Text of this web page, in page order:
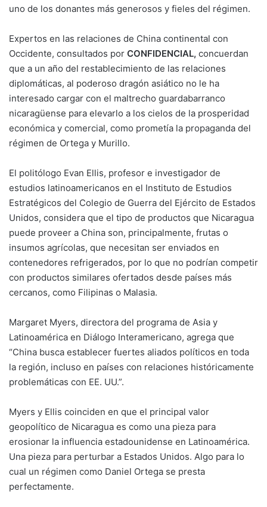
uno de los donantes más generosos y fieles del régimen.
Expertos en las relaciones de China continental con
Occidente, consultados por CONFIDENCIAL, concuerdan
que a un año del restablecimiento de las relaciones
diplomáticas, al poderoso dragón asiático no le ha
interesado cargar con el maltrecho guardabarranco
nicaragüense para elevarlo a los cielos de la prosperidad
económica y comercial, como prometía la propaganda del
régimen de Ortega y Murillo.
El politólogo Evan Ellis, profesor e investigador de
estudios latinoamericanos en el Instituto de Estudios
Estratégicos del Colegio de Guerra del Ejército de Estados
Unidos, considera que el tipo de productos que Nicaragua
puede proveer a China son, principalmente, frutas o
insumos agrícolas, que necesitan ser enviados en
contenedores refrigerados, por lo que no podrían competir
con productos similares ofertados desde países más
cercanos, como Filipinas o Malasia.
Margaret Myers, directora del programa de Asia y
Latinoamérica en Diálogo Interamericano, agrega que
“China busca establecer fuertes aliados políticos en toda
la región, incluso en países con relaciones históricamente
problemáticas con EE. UU.”.
Myers y Ellis coinciden en que el principal valor
geopolítico de Nicaragua es como una pieza para
erosionar la influencia estadounidense en Latinoamérica.
Una pieza para perturbar a Estados Unidos. Algo para lo
cual un régimen como Daniel Ortega se presta
perfectamente.